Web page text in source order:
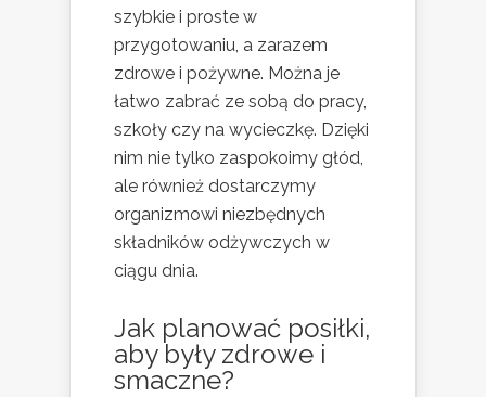
szybkie i proste w
przygotowaniu, a zarazem
zdrowe i pożywne. Można je
łatwo zabrać ze sobą do pracy,
szkoły czy na wycieczkę. Dzięki
nim nie tylko zaspokoimy głód,
ale również dostarczymy
organizmowi niezbędnych
składników odżywczych w
ciągu dnia.
Jak planować posiłki,
aby były zdrowe i
smaczne?